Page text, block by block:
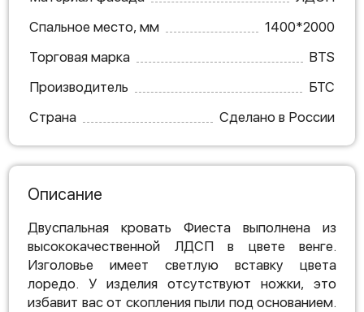
Спальное место, мм
1400*2000
Торговая марка
BTS
Производитель
БТС
Страна
Сделано в России
Описание
Двуспальная кровать Фиеста выполнена из
высококачественной ЛДСП в цвете венге.
Изголовье имеет светлую вставку цвета
лоредо. У изделия отсутствуют ножки, это
избавит вас от скопления пыли под основанием.